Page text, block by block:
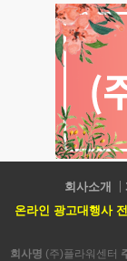
회사소개
온라인 광고대행사
회사명 (주)플라워센터